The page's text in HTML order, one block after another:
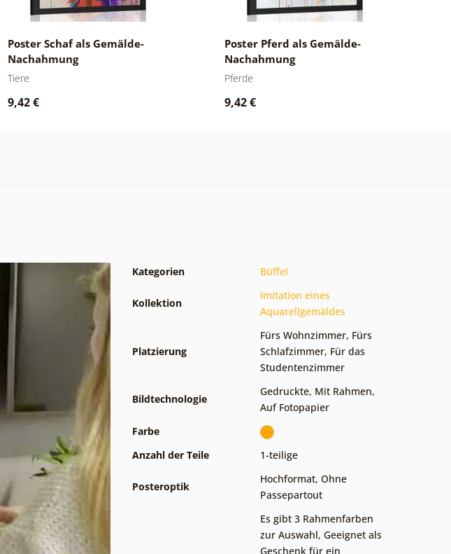
Poster Schaf als Gemälde-
Nachahmung
Tiere
9,42 €
Poster Pferd als Gemälde-
Nachahmung
Pferde
9,42 €
Kategorien Büffel
Kollektion
Imitation eines
Aquarellgemäldes
Platzierung
Fürs Wohnzimmer, Fürs
Schlafzimmer, Für das
Studentenzimmer
Bildtechnologie
Gedruckte, Mit Rahmen,
Auf Fotopapier
Farbe
Anzahl der Teile
1-teilige
Posteroptik
Hochformat, Ohne
Passepartout
Es gibt 3 Rahmenfarben
zur Auswahl, Geeignet als
Geschenk für ein